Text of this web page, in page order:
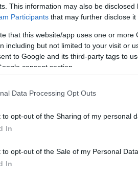
This information may also be
Participants that may further disclose it
that this website/app uses one or
including but not limited to your visit or
to Google and its third-party tags to
consent section.
Data Processing Opt Outs
to opt-out of the Sharing of my personal
In
to opt-out of the Sale of my Personal Data.
In